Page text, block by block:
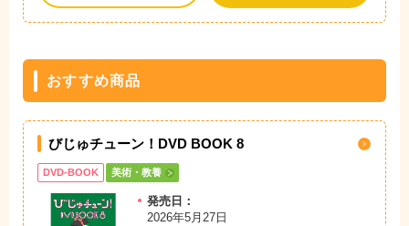
おすすめ商品
びじゅチューン！DVD BOOK 8
DVD-BOOK 美術・教養
発売日：
2026年5月27日